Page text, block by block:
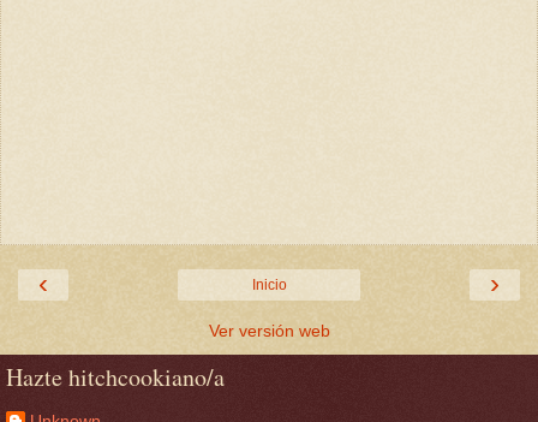
‹ ›
Inicio
Ver versión web
Hazte hitchcookiano/a